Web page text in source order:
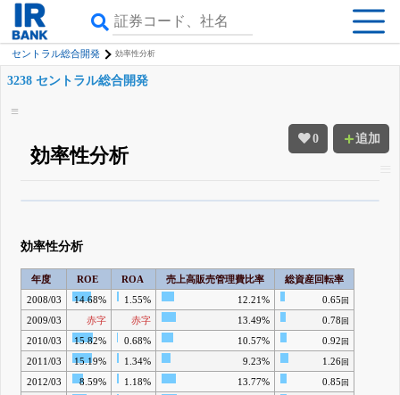
セントラル総合開発 効率性分析
0 追加
3238 セントラル総合開発
効率性分析
登録すると永久30%OFFと米株版の先行利用も付きます
効率性分析
年度 ROE ROA 売上高販売管理費比率
総資産回転率
2008/03
14.68% 1.55% 12.21% 0.65 回
2009/03 赤字 赤字 13.49% 0.78 回
2010/03 15.82% 0.68% 10.57% 0.92 回
2011/03 15.19% 1.34% 9.23% 1.26回
2012/03 8.59% 1.18% 13.77% 0.85 回